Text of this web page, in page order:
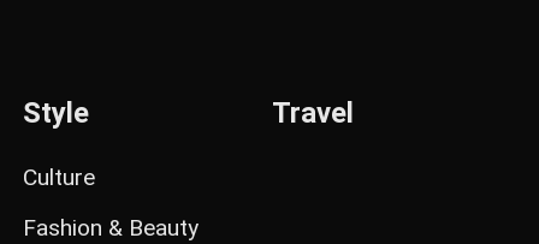
Style
Culture
Fashion & Beauty
Travel